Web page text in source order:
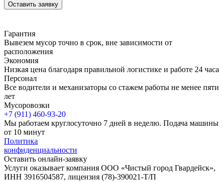
Оставить заявку
Гарантия
Вывезем мусор точно в срок, вне зависимости от
расположения
Экономия
Низкая цена благодаря правильной логистике и работе 24 часа
Персонал
Все водители и механизаторы со стажем работы не менее пяти
лет
Мусоровозки
+7 (911) 460-93-20
Мы работаем круглосуточно 7 дней в неделю. Подача машины
от 10 минут
Политика
конфиденциальности
Оставить онлайн-заявку
Услуги оказывает компания ООО «Чистый город Гвардейск»,
ИНН 3916504587, лицензия (78)-390021-Т/П